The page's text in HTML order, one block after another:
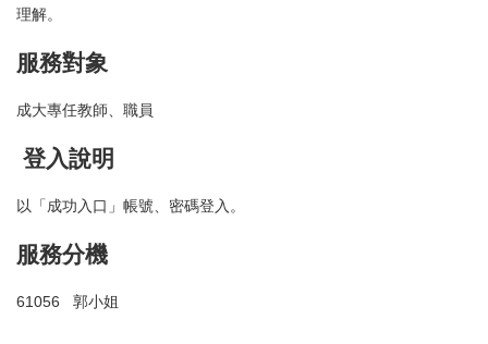
理解。
服務對象
成大專任教師、職員
登入說明
以「成功入口」帳號、密碼登入。
服務分機
61056 郭小姐